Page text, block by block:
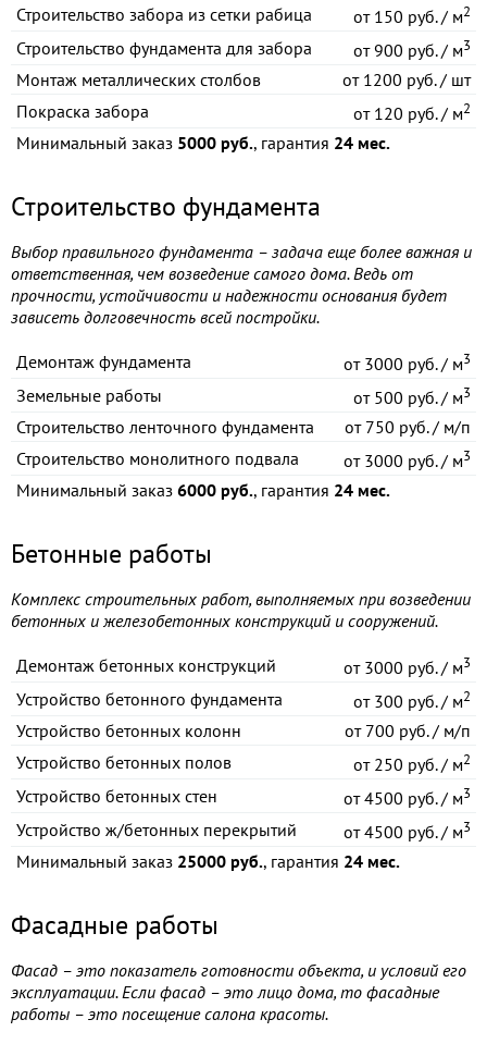
Строительство забора из сетки рабица от150 руб. / м2
Строительство фундамента для забора от900 руб. / м3
Монтаж металлических столбов от1200 руб. / шт
Покраска забора
от120 руб. / м2
Минимальный заказ 5000 руб., гарантия 24 мес.
Строительство фундамента
Выбор правильного фундамента – задача еще более важная и
ответственная, чем возведение самого дома. Ведь от
прочности, устойчивости и надежности основания будет
зависеть долговечность всей постройки.
Демонтаж фундамента от3000 руб. / м3
Земельные работы от500 руб. / м3
Строительство ленточного фундамента от750 руб. / м/п
Строительство монолитного подвала
от3000 руб. / м3
Минимальный заказ 6000 руб., гарантия 24 мес.
Бетонные работы
Комплекс строительных работ, выполняемых при возведении
бетонных и железобетонных конструкций и сооружений.
Демонтаж бетонных конструкций от3000 руб. / м3
Устройство бетонного фундамента от300 руб. / м2
Устройство бетонных колонн от700 руб. / м/п
Устройство бетонных полов
от250 руб. / м2
Устройство бетонных стен от4500 руб. / м3
Устройство ж/бетонных перекрытий от4500 руб. / м3
Минимальный заказ 25000 руб., гарантия 24 мес.
Фасадные работы
Фасад – это показатель готовности объекта, и условий его
эксплуатации. Если фасад – это лицо дома, то фасадные
работы – это посещение салона красоты.